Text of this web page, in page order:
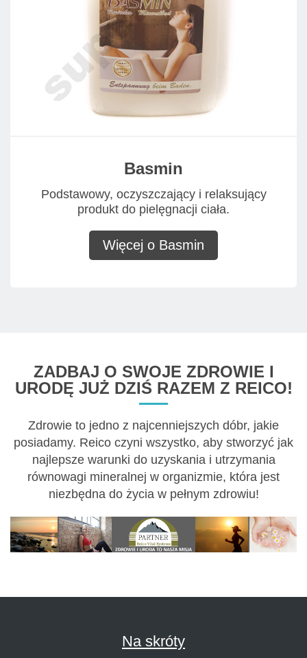
Basmin
Podstawowy, oczyszczający i relaksujący
produkt do pielęgnacji ciała.
Więcej o Basmin
ZADBAJ O SWOJE ZDROWIE I
URODĘ JUŻ DZIŚ RAZEM Z REICO!
Zdrowie to jedno z najcenniejszych dóbr, jakie
posiadamy. Reico czyni wszystko, aby stworzyć jak
najlepsze warunki do uzyskania i utrzymania
równowagi mineralnej w organizmie, która jest
niezbędna do życia w pełnym zdrowiu!
Na skróty